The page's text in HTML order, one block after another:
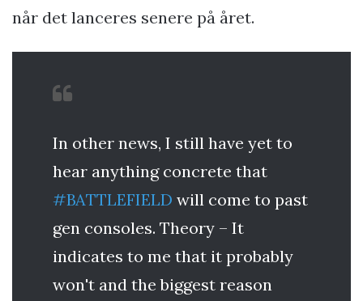
når det lanceres senere på året.
In other news, I still have yet to
hear anything concrete that
#BATTLEFIELD will come to past
gen consoles. Theory – It
indicates to me that it probably
won't and the biggest reason